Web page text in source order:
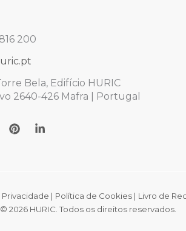
200
Bela, Edifício HURIC
2640-426 Mafra | Portugal
| Política de Cookies | Livro de
2026 HURIC. Todos os direitos reservados.